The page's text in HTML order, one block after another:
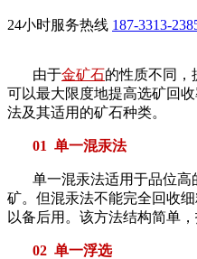
24小时服务热线 187-3313-
由于金矿石的性质不同，
可以最大限度地提高选矿回
法及其适用的矿石种类。
01 单一混汞法
单一混汞法适用于品位
矿。但混汞法不能完全回收
以备后用。该方法结构简单，
02 单一浮选